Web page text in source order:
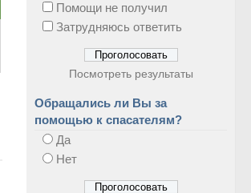
Помощи не получил
Затрудняюсь ответить
Посмотреть результаты
Обращались ли Вы за
помощью к спасателям?
Да
Нет